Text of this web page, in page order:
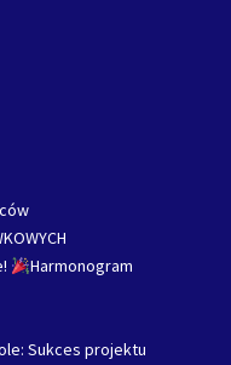
Harmonogram
Sukces projektu